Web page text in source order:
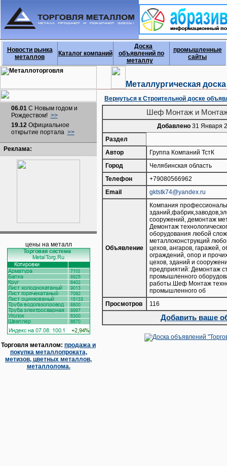
Новости рынка
металлов
Каталог компаний
Доска
объявлений по
металлу
промышленные
сайты
06.01С Новым годом и
Рождеством! >>
19.12Официальное
открытие портала >>
Реклама:
цены на металл
Торговля металлом: продажа и
покупка металлопроката,
метизов, цветных металлов,
металлолома.
Металлургическая
Вернуться к Строительной доске
Шеф Монтаж и
Добавлено 31 Января
Раздел
Автор
Группа Компаний ТстК
Город
Челябинская область
Телефон
+79080566962
Email
gktstk74@yandex.ru
Объявление
Компания
сооружений, демонтаж
Демонтаж
оборудования любой
металлоконструкций
цехов, ангаров, гаражей,
ограждений, опор и
цехов, зданий и
предприятий: Демонтаж
промышленного
работы.Шеф Монтаж
промышленного об
Просмотров
116
Добавить ваше